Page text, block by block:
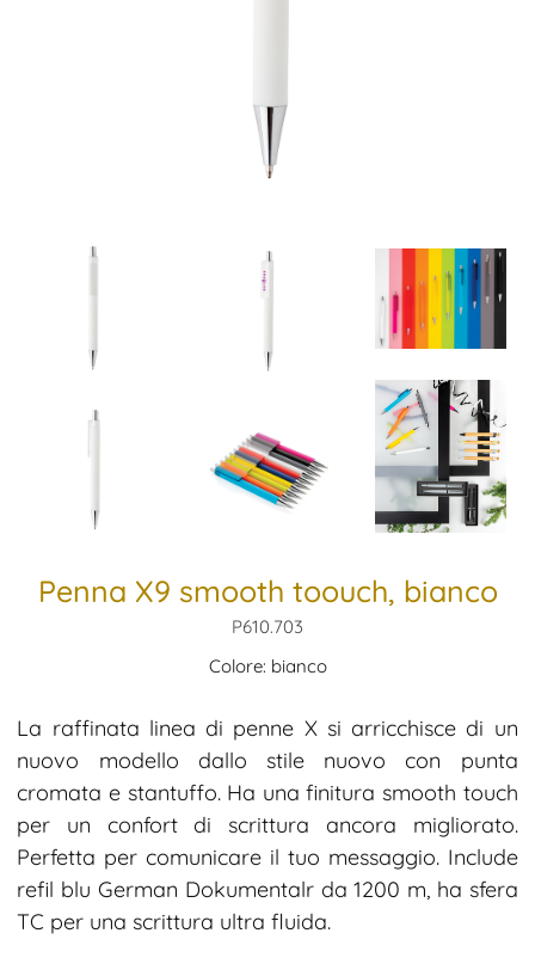
Penna X9 smooth toouch, bianco
P610.703
Colore: bianco
La raffinata linea di penne X si arricchisce di un
nuovo modello dallo stile nuovo con punta
cromata e stantuffo. Ha una finitura smooth touch
per un confort di scrittura ancora migliorato.
Perfetta per comunicare il tuo messaggio. Include
refil blu German Dokumentalr da 1200 m, ha sfera
TC per una scrittura ultra fluida.